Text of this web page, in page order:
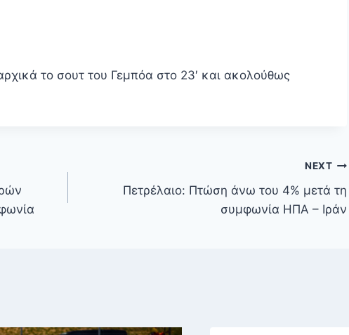
το σουτ του Γεμπόα στο 23′ και ακολούθως
NEXT
Πετρέλαιο: Πτώση άνω του 4% μετά τη
συμφωνία ΗΠΑ – Ιράν